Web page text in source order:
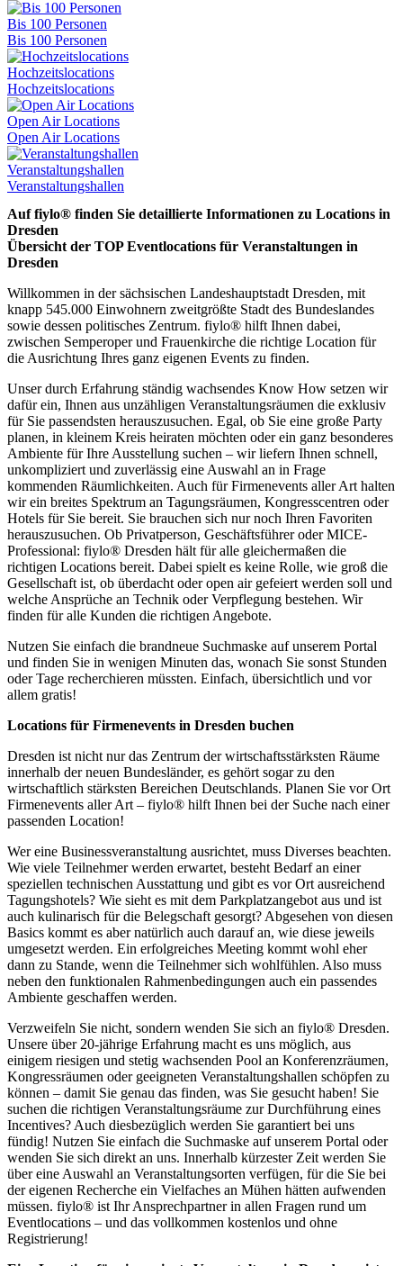
Bis 100 Personen
Bis 100 Personen
Hochzeitslocations
Hochzeitslocations
Open Air Locations
Open Air Locations
Veranstaltungshallen
Veranstaltungshallen
Auf fiylo® finden Sie detaillierte Informationen zu Locations in
Dresden
Übersicht der TOP Eventlocations für Veranstaltungen in
Dresden
Willkommen in der sächsischen Landeshauptstadt Dresden, mit
knapp 545.000 Einwohnern zweitgrößte Stadt des Bundeslandes
sowie dessen politisches Zentrum. fiylo® hilft Ihnen dabei,
zwischen Semperoper und Frauenkirche die richtige Location für
die Ausrichtung Ihres ganz eigenen Events zu finden.
Unser durch Erfahrung ständig wachsendes Know How setzen wir
dafür ein, Ihnen aus unzähligen Veranstaltungsräumen die exklusiv
für Sie passendsten herauszusuchen. Egal, ob Sie eine große Party
planen, in kleinem Kreis heiraten möchten oder ein ganz besonderes
Ambiente für Ihre Ausstellung suchen – wir liefern Ihnen schnell,
unkompliziert und zuverlässig eine Auswahl an in Frage
kommenden Räumlichkeiten. Auch für Firmenevents aller Art halten
wir ein breites Spektrum an Tagungsräumen, Kongresscentren oder
Hotels für Sie bereit. Sie brauchen sich nur noch Ihren Favoriten
herauszusuchen. Ob Privatperson, Geschäftsführer oder MICE-
Professional: fiylo® Dresden hält für alle gleichermaßen die
richtigen Locations bereit. Dabei spielt es keine Rolle, wie groß die
Gesellschaft ist, ob überdacht oder open air gefeiert werden soll und
welche Ansprüche an Technik oder Verpflegung bestehen. Wir
finden für alle Kunden die richtigen Angebote.
Nutzen Sie einfach die brandneue Suchmaske auf unserem Portal
und finden Sie in wenigen Minuten das, wonach Sie sonst Stunden
oder Tage recherchieren müssten. Einfach, übersichtlich und vor
allem gratis!
Locations für Firmenevents in Dresden buchen
Dresden ist nicht nur das Zentrum der wirtschaftsstärksten Räume
innerhalb der neuen Bundesländer, es gehört sogar zu den
wirtschaftlich stärksten Bereichen Deutschlands. Planen Sie vor Ort
Firmenevents aller Art – fiylo® hilft Ihnen bei der Suche nach einer
passenden Location!
Wer eine Businessveranstaltung ausrichtet, muss Diverses beachten.
Wie viele Teilnehmer werden erwartet, besteht Bedarf an einer
speziellen technischen Ausstattung und gibt es vor Ort ausreichend
Tagungshotels? Wie sieht es mit dem Parkplatzangebot aus und ist
auch kulinarisch für die Belegschaft gesorgt? Abgesehen von diesen
Basics kommt es aber natürlich auch darauf an, wie diese jeweils
umgesetzt werden. Ein erfolgreiches Meeting kommt wohl eher
dann zu Stande, wenn die Teilnehmer sich wohlfühlen. Also muss
neben den funktionalen Rahmenbedingungen auch ein passendes
Ambiente geschaffen werden.
Verzweifeln Sie nicht, sondern wenden Sie sich an fiylo® Dresden.
Unsere über 20-jährige Erfahrung macht es uns möglich, aus
einigem riesigen und stetig wachsenden Pool an Konferenzräumen,
Kongressräumen oder geeigneten Veranstaltungshallen schöpfen zu
können – damit Sie genau das finden, was Sie gesucht haben! Sie
suchen die richtigen Veranstaltungsräume zur Durchführung eines
Incentives? Auch diesbezüglich werden Sie garantiert bei uns
fündig! Nutzen Sie einfach die Suchmaske auf unserem Portal oder
wenden Sie sich direkt an uns. Innerhalb kürzester Zeit werden Sie
über eine Auswahl an Veranstaltungsorten verfügen, für die Sie bei
der eigenen Recherche ein Vielfaches an Mühen hätten aufwenden
müssen. fiylo® ist Ihr Ansprechpartner in allen Fragen rund um
Eventlocations – und das vollkommen kostenlos und ohne
Registrierung!